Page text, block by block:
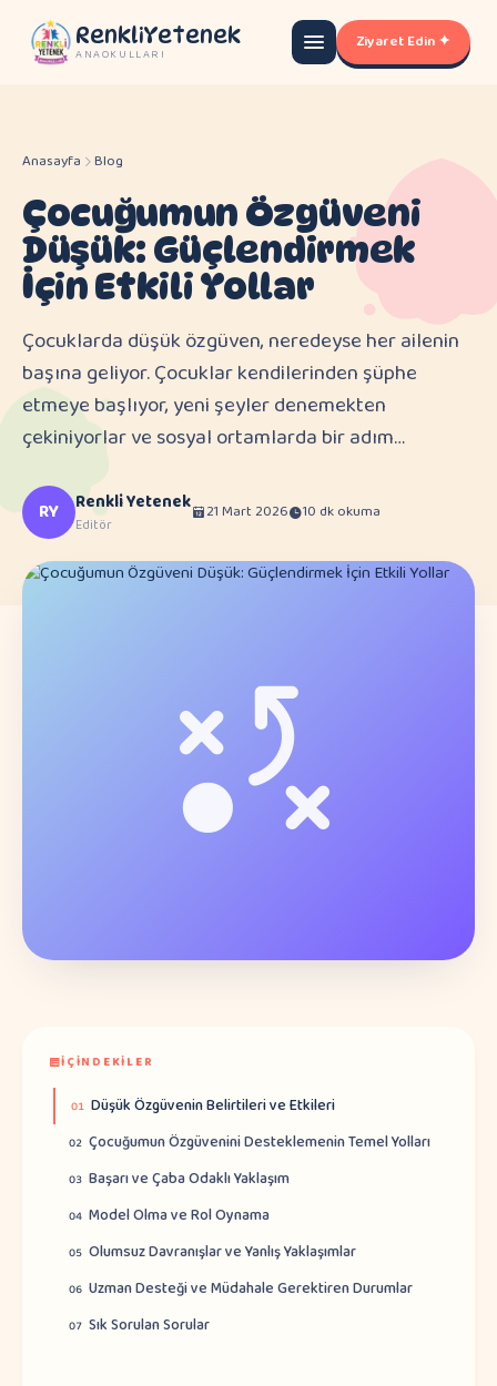
RenkliYetenek
ANAOKULLARI
Ziyaret Edin ✦
Anasayfa Blog
Çocuğumun Özgüveni
Düşük: Güçlendirmek
İçin Etkili Yollar
Çocuklarda düşük özgüven, neredeyse her ailenin
başına geliyor. Çocuklar kendilerinden şüphe
etmeye başlıyor, yeni şeyler denemekten
çekiniyorlar ve sosyal ortamlarda bir adım…
RY Renkli Yetenek
Editör
21 Mart 2026 10 dk okuma
İÇINDEKILER
01 Düşük Özgüvenin Belirtileri ve Etkileri
02 Çocuğumun Özgüvenini Desteklemenin Temel Yolları
03 Başarı ve Çaba Odaklı Yaklaşım
04 Model Olma ve Rol Oynama
05 Olumsuz Davranışlar ve Yanlış Yaklaşımlar
06 Uzman Desteği ve Müdahale Gerektiren Durumlar
07 Sık Sorulan Sorular